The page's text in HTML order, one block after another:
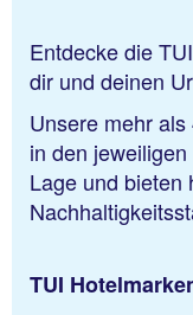
Entdecke die
dir und deinen
Unsere mehr
in den
Lage und bieten
TUI